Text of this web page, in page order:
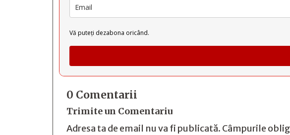
Vă puteți dezabona oricând.
0 Comentarii
Trimite un Comentariu
Adresa ta de email nu va fi publicată. Câmpurile